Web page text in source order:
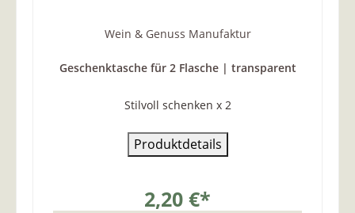
Wein & Genuss Manufaktur
Geschenktasche für 2 Flasche | transparent
Stilvoll schenken x 2
Produktdetails
2,20 €*